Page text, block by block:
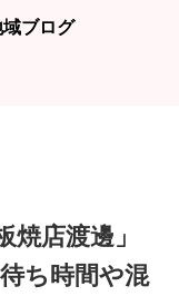
ブログ
店渡邊」
ち時間や混